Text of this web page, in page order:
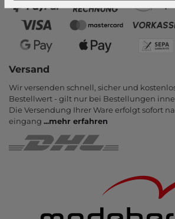
Versand
Wir versenden schnell, sicher und
Bestell­wert - gilt nur bei Bestel­lungen
Die Ver­sendung Ihrer Ware er­folgt sofort
eingang ...mehr erfahren